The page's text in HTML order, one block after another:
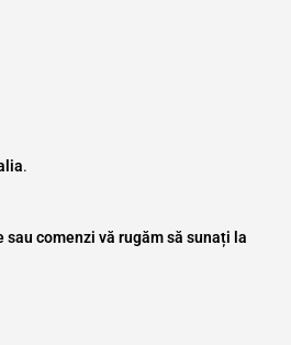
.
comenzi vă rugăm să sunați la